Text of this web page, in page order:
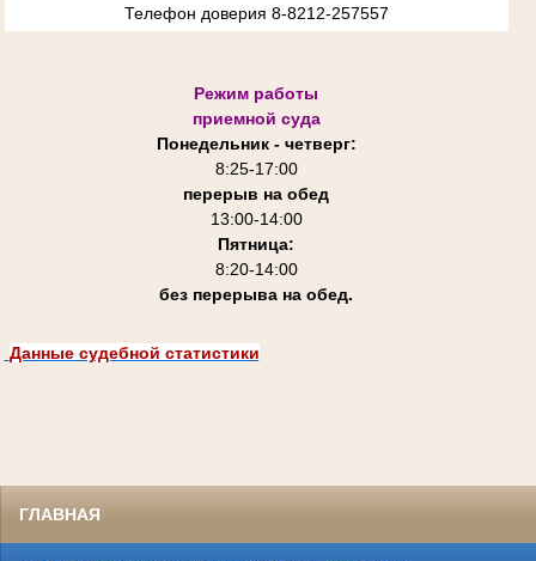
Телефон доверия 8-8212-257557
Режим работы
приемной суда
Понедельник - четверг:
8:25-17:00
перерыв на обед
13:00-14:00
Пятница:
8:20-14:00
без перерыва на обед.
Данные судебной статистики
ГЛАВНАЯ